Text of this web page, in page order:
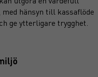
hänsyn till kassaflöde
ge ytterligare trygghet.